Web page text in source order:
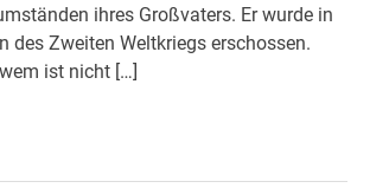
ihres Großvaters. Er wurde in
des Zweiten Weltkriegs erschossen.
ist nicht […]